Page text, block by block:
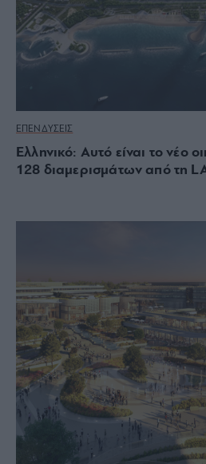
ΕΠΕΝΔΥΣΕΙΣ
Ελληνικό: Aυτό είναι το νέο
128 διαμερισμάτων από τη